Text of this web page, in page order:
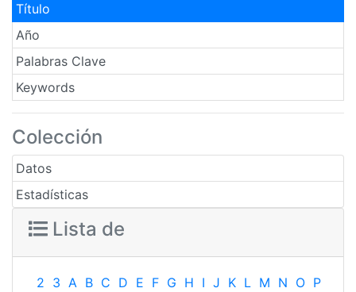
Título
Año
Palabras Clave
Keywords
Colección
Datos
Estadísticas
Lista de
2 3 A B C D E F G H I J K L M N O P